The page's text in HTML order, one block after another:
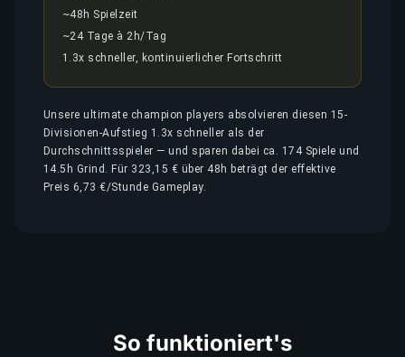
~48h Spielzeit
~24 Tage à 2h/Tag
1.3x schneller, kontinuierlicher Fortschritt
Unsere ultimate champion players absolvieren diesen 15-
Divisionen-Aufstieg 1.3x schneller als der
Durchschnittsspieler — und sparen dabei ca. 174 Spiele und
14.5h Grind. Für 323,15 € über 48h beträgt der effektive
Preis 6,73 €/Stunde Gameplay.
So funktioniert's